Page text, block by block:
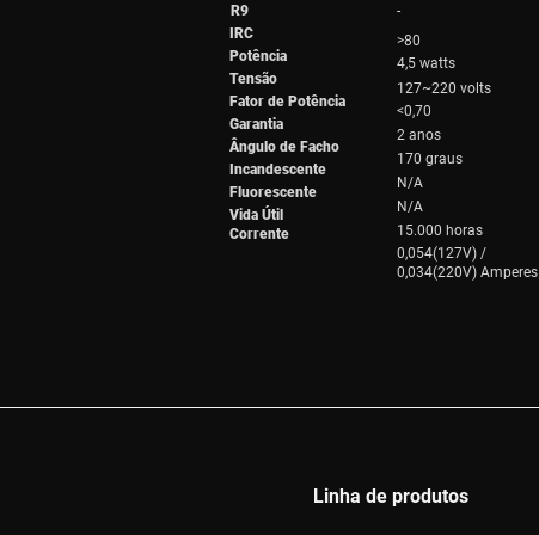
-
127~220 volts
<0,70
R9
IRC
Potência
Tensão
Fator de Potência
Garantia
Ângulo de Facho
Incandescente
Fluorescente
Vida Útil
Corrente
>80
4,5 watts
2 anos
170 graus
N/A
N/A
15.000 horas
0,054(127V) /
0,034(220V) Amperes
Linha de produtos